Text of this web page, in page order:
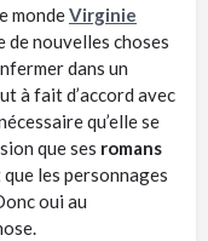
mondeVirginie
nouvelles choses
dans un
à fait d’accord avec
qu’elle se
que ses romans
les personnages
oui au